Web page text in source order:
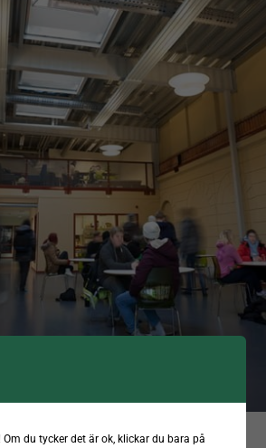
sin verksamhet till det spännande
du tycker det är ok, klickar du bara på